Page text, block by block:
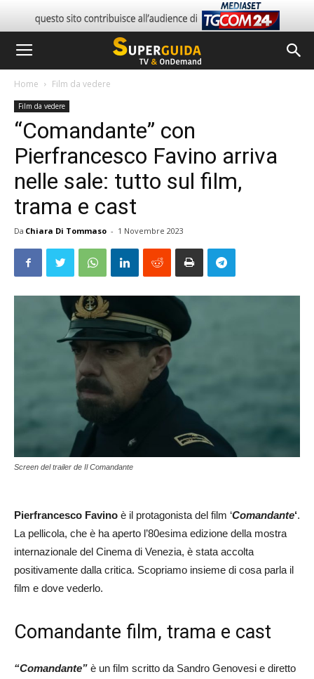
Home Film da vedere
Film da vedere
“Comandante” con
Pierfrancesco Favino arriva
nelle sale: tutto sul film,
trama e cast
Da Chiara Di Tommaso - 1 Novembre 2023
Screen del trailer de Il Comandante
Pierfrancesco Favino è il protagonista del film ‘Comandante‘.
La pellicola, che è ha aperto l’80esima edizione della mostra
internazionale del Cinema di Venezia, è stata accolta
positivamente dalla critica. Scopriamo insieme di cosa parla il
film e dove vederlo.
Comandante film, trama e cast
“Comandante” è un film scritto da Sandro Genovesi e diretto